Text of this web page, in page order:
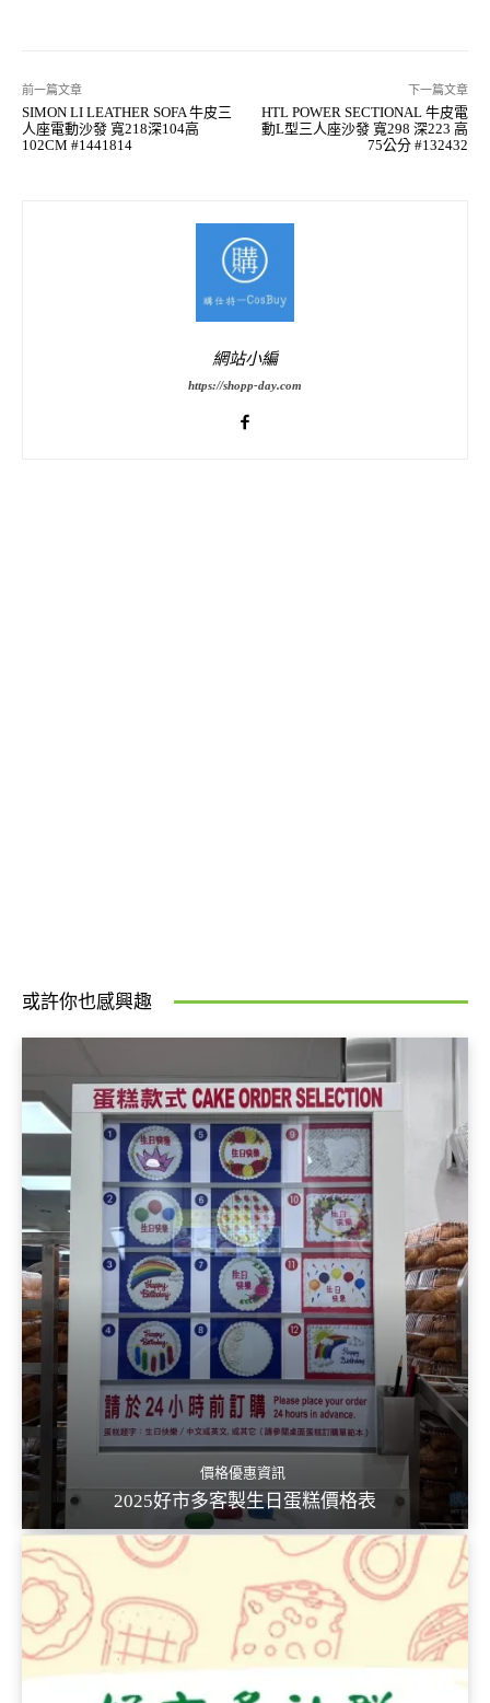
前一篇文章
SIMON LI LEATHER SOFA 牛皮三
人座電動沙發 寬218深104高
102CM #1441814
下一篇文章
HTL POWER SECTIONAL 牛皮電
動L型三人座沙發 寬298 深223 高
75公分 #132432
網站小編
https://shopp-day.com
或許你也感興趣
價格優惠資訊
2025好市多客製生日蛋糕價格表